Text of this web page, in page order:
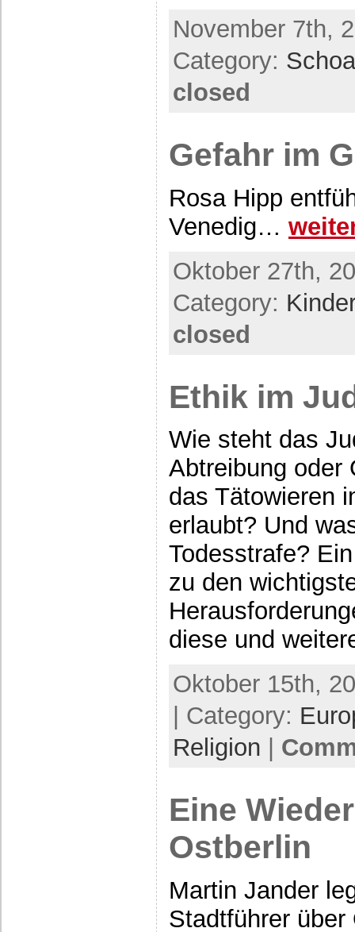
November 7th,
Category:
closed
Gefahr im
Rosa Hipp
Venedig…
Oktober 27th,
Category:
closed
Ethik im
Wie steht das
Abtreibung oder
das Tätowieren
erlaubt? Und
Todesstrafe?
zu den
diese und
Oktober 15th,
| Category:
Religion
Eine
Ostberlin
Martin Jander
Stadtführer